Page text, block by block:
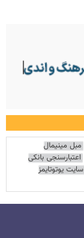
مبل مینیمال
اعتبارسنجی بانکی
سایت یوتوتایمز